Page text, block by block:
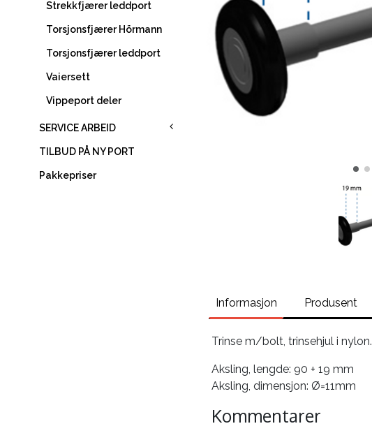
Strekkfjærer leddport
Torsjonsfjærer Hörmann
Torsjonsfjærer leddport
Vaiersett
Vippeport deler
SERVICE ARBEID
TILBUD PÅ NY PORT
Pakkepriser
Informasjon Produsent
Trinse m/bolt, trinsehjul i nylon.
Aksling, lengde: 90 + 19 mm
Aksling, dimensjon: Ø=11mm
Kommentarer